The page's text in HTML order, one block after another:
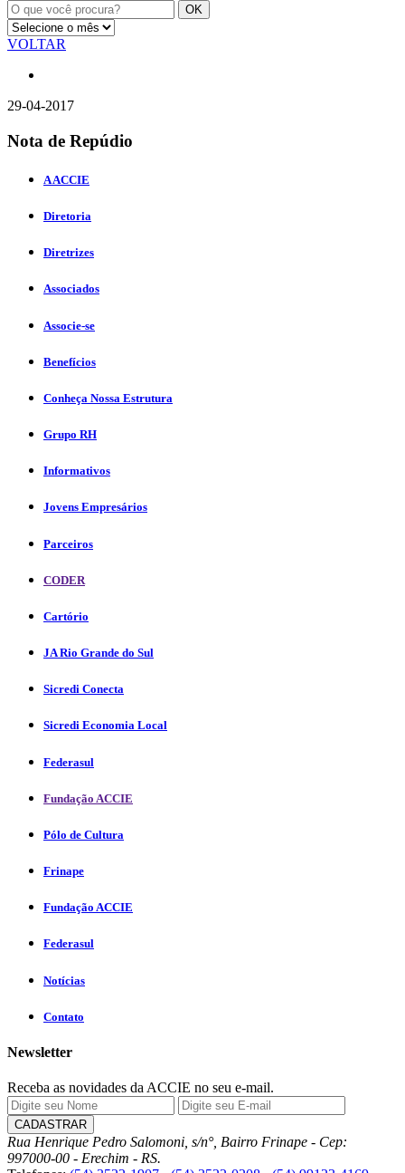
VOLTAR
29-04-2017
Nota de Repúdio
A ACCIE
Diretoria
Diretrizes
Associados
Associe-se
Benefícios
Conheça Nossa Estrutura
Grupo RH
Informativos
Jovens Empresários
Parceiros
CODER
Cartório
JA Rio Grande do Sul
Sicredi Conecta
Sicredi Economia Local
Federasul
Fundação ACCIE
Pólo de Cultura
Frinape
Fundação ACCIE
Federasul
Notícias
Contato
Newsletter
Receba as novidades da ACCIE no seu e-mail.
Rua Henrique Pedro Salomoni, s/n°, Bairro Frinape - Cep:
997000-00 - Erechim - RS.